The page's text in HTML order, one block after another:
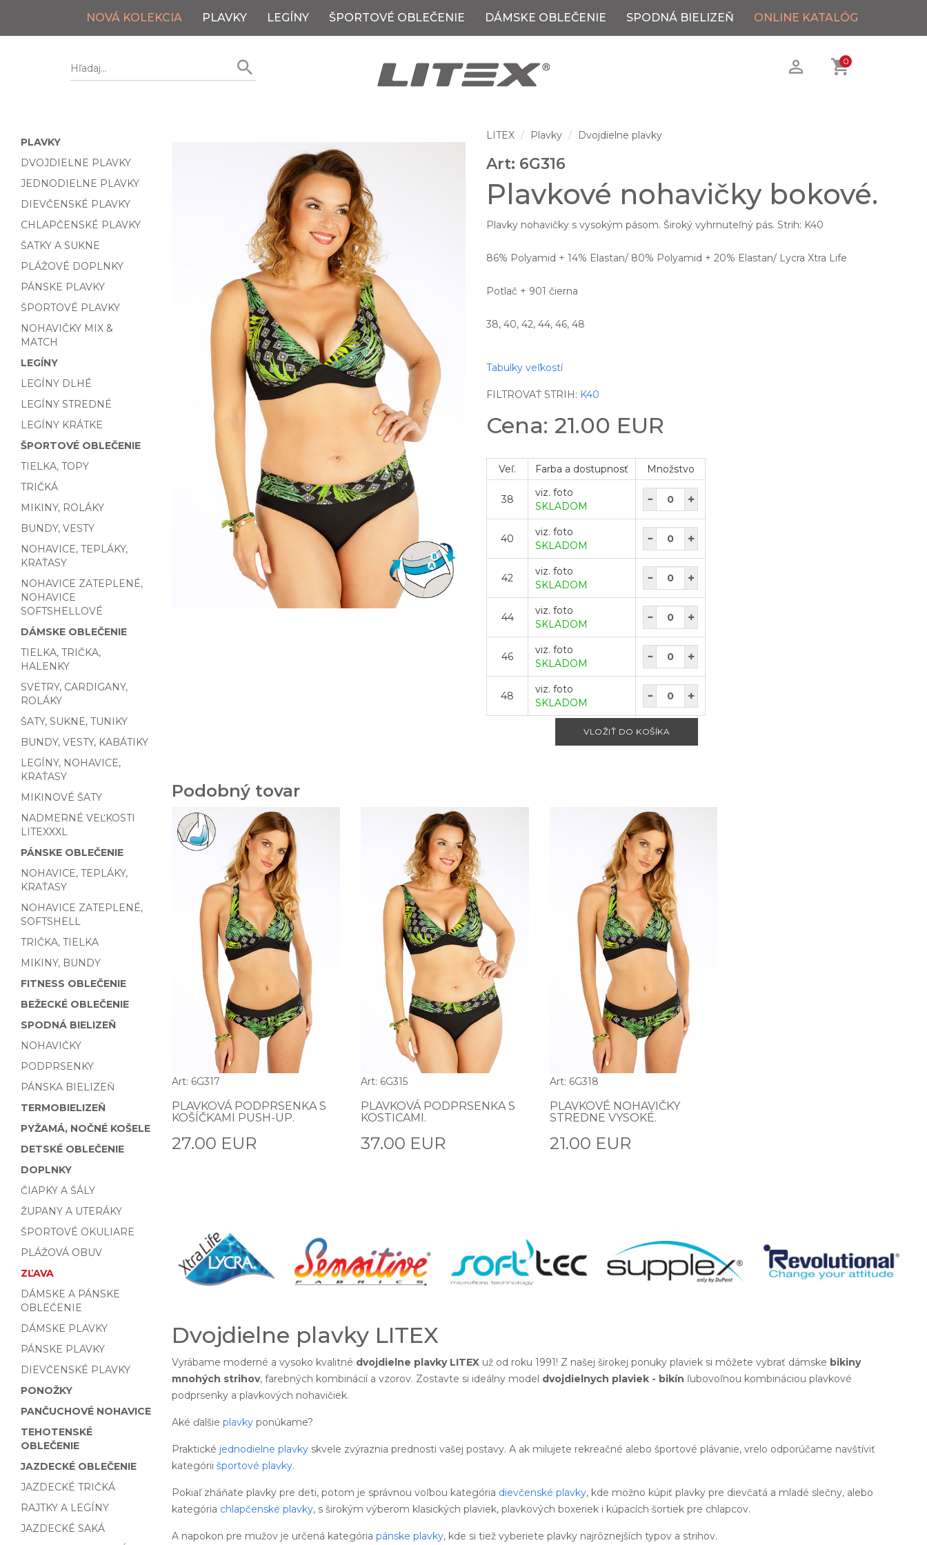
NOVÁ KOLEKCIA PLAVKY LEGÍNY ŠPORTOVÉ OBLEČENIE DÁMSKE OBLEČENIE SPODNÁ BIELIZEŇ ONLINE KATALÓG
0
PLAVKY
DVOJDIELNE PLAVKY
JEDNODIELNE PLAVKY
DIEVČENSKÉ PLAVKY
CHLAPČENSKÉ PLAVKY
ŠATKY A SUKNE
PLÁŽOVÉ DOPLNKY
PÁNSKE PLAVKY
ŠPORTOVÉ PLAVKY
NOHAVIČKY MIX &
MATCH
LEGÍNY
LEGÍNY DLHÉ
LEGÍNY STREDNÉ
LEGÍNY KRÁTKE
ŠPORTOVÉ OBLEČENIE
TIELKA, TOPY
TRIČKÁ
MIKINY, ROLÁKY
BUNDY, VESTY
NOHAVICE, TEPLÁKY,
KRAŤASY
NOHAVICE ZATEPLENÉ,
NOHAVICE
SOFTSHELLOVÉ
DÁMSKE OBLEČENIE
TIELKA, TRIČKA,
HALENKY
SVETRY, CARDIGANY,
ROLÁKY
ŠATY, SUKNE, TUNIKY
BUNDY, VESTY, KABÁTIKY
LEGÍNY, NOHAVICE,
KRAŤASY
MIKINOVÉ ŠATY
NADMERNÉ VEĽKOSTI
LITEXXXL
PÁNSKE OBLEČENIE
NOHAVICE, TEPLÁKY,
KRAŤASY
NOHAVICE ZATEPLENÉ,
SOFTSHELL
TRIČKA, TIELKA
MIKINY, BUNDY
FITNESS OBLEČENIE
BEŽECKÉ OBLEČENIE
SPODNÁ BIELIZEŇ
NOHAVIČKY
PODPRSENKY
PÁNSKA BIELIZEŇ
TERMOBIELIZEŇ
PYŽAMÁ, NOČNÉ KOŠELE
DETSKÉ OBLEČENIE
DOPLNKY
ČIAPKY A ŠÁLY
ŽUPANY A UTERÁKY
ŠPORTOVÉ OKULIARE
PLÁŽOVÁ OBUV
ZĽAVA
DÁMSKE A PÁNSKE
OBLEČENIE
DÁMSKE PLAVKY
PÁNSKE PLAVKY
DIEVČENSKÉ PLAVKY
PONOŽKY
PANČUCHOVÉ NOHAVICE
TEHOTENSKÉ
OBLEČENIE
JAZDECKÉ OBLEČENIE
JAZDECKÉ TRIČKÁ
RAJTKY A LEGÍNY
JAZDECKÉ SAKÁ
LITEX Plavky Dvojdielne plavky
Art: 6G316
Plavkové nohavičky bokové.
Plavky nohavičky s vysokým pásom. Široký vyhrnuteľný pás. Strih: K40
86% Polyamid + 14% Elastan/ 80% Polyamid + 20% Elastan/ Lycra Xtra Life
Potlač + 901 čierna
38, 40, 42, 44, 46, 48
Tabulky veľkostí
FILTROVAŤ STRIH: K40
Cena: 21.00 EUR
Veľ. Farba a dostupnosť Množstvo
38
viz. foto
SKLADOM
40
viz. foto
SKLADOM
42
viz. foto
SKLADOM
44
viz. foto
SKLADOM
46
viz. foto
SKLADOM
48
viz. foto
SKLADOM
Podobný tovar
Art: 6G317
PLAVKOVÁ PODPRSENKA S
KOŠÍČKAMI PUSH-UP.
27.00 EUR
Art: 6G315
PLAVKOVÁ PODPRSENKA S
KOSTICAMI.
37.00 EUR
Art: 6G318
PLAVKOVÉ NOHAVIČKY
STREDNE VYSOKÉ.
21.00 EUR
Dvojdielne plavky LITEX
Vyrábame moderné a vysoko kvalitné dvojdielne plavky LITEX už od roku 1991! Z našej širokej ponuky plaviek si môžete vybrať dámske bikiny
mnohých strihov, farebných kombinácií a vzorov. Zostavte si ideálny model dvojdielnych plaviek - bikín ľubovoľnou kombináciou plavkové
podprsenky a plavkových nohavičiek.
Aké ďalšie plavky ponúkame?
Praktické jednodielne plavky skvele zvýraznia prednosti vašej postavy. A ak milujete rekreačné alebo športové plávanie, vrelo odporúčame navštíviť
kategórii športové plavky.
Pokiaľ zháňate plavky pre deti, potom je správnou voľbou kategória dievčenské plavky, kde možno kúpiť plavky pre dievčatá a mladé slečny, alebo
kategória chlapčenské plavky, s širokým výberom klasických plaviek, plavkových boxeriek i kúpacích šortiek pre chlapcov.
A napokon pre mužov je určená kategória pánske plavky, kde si tiež vyberiete plavky najrôznejších typov a strihov.